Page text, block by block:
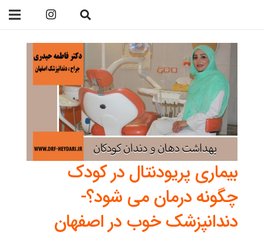
بیماری پریودنتال در کودک
چگونه درمان می شود؟-
دندانپزشک خوب در اصفهان